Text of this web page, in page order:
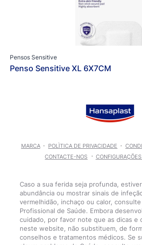
Pensos Sensitive
Penso Sensitive XL 6X7CM
MARCA POLÌTICA DE PRIVACIDADE
CONTACTE-NOS
Caso a sua ferida seja profunda,
abundância ou mostrar sinais de
vermelhidão, inchaço ou calor,
Profissional de Saúde. Embora
cuidado, por favor note que as dicas e
neste website, não substituem, de
conselhos e tratamentos médicos. Se